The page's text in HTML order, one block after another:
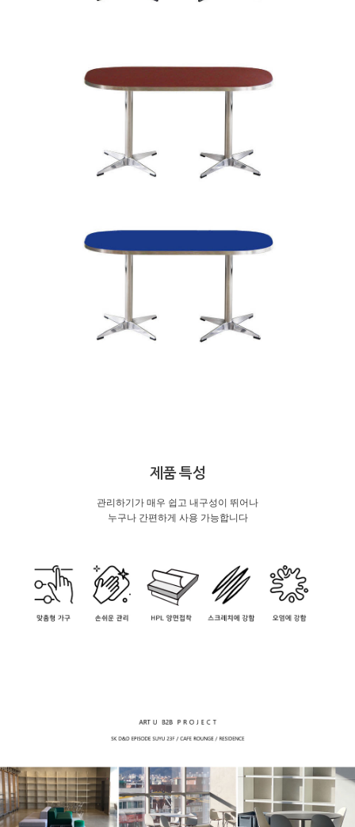
제품 특성
관리하기가 매우 쉽고 내구성이 뛰어나
누구나 간편하게 사용 가능합니다